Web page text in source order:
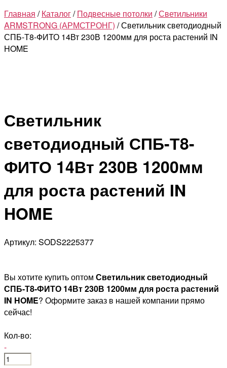
Главная /Каталог/Подвесные потолки /Светильники
ARMSTRONG (АРМСТРОНГ) / Светильник светодиодный
СПБ-Т8-ФИТО 14Вт 230В 1200мм для роста растений IN
HOME
Светильник
светодиодный СПБ-Т8-
ФИТО 14Вт 230В 1200мм
для роста растений IN
HOME
Артикул: SODS2225377
Вы хотите купить оптом Светильник светодиодный
СПБ-Т8-ФИТО 14Вт 230В 1200мм для роста растений
IN HOME? Оформите заказ в нашей компании прямо
сейчас!
Кол-во:
-